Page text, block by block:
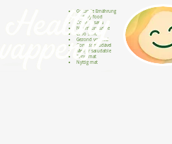
Gesunde Ernährung
Healthy food
Comida sana
Nourriture saine
Cibo sano
Gezond voedsel
Comida saudável
Menjar saludable
Sunn mat
Nyttig mat